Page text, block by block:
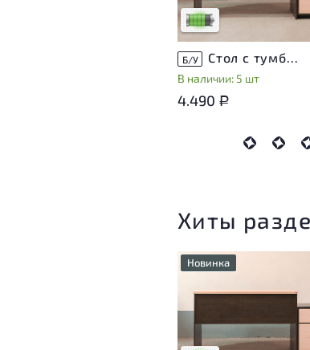
Низкая степень износа
Б/У Стол с тумбой ЛДСП Венге
В наличии: 5 шт
4.490 Р
Хиты
Новинка
незначительные следы
эксплуатации, не